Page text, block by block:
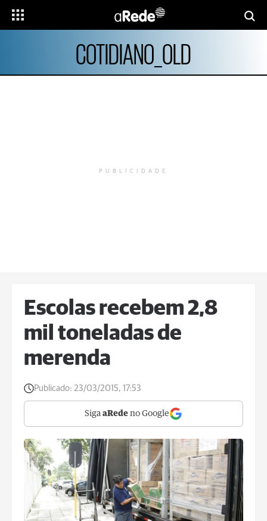
COTIDIANO_OLD
PUBLICIDADE
Escolas recebem 2,8
mil toneladas de
merenda
Publicado: 23/03/2015, 17:53
Siga aRede no Google